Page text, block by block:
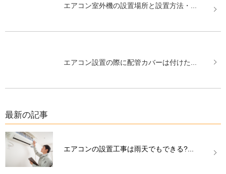
エアコン室外機の設置場所と設置方法・...
エアコン設置の際に配管カバーは付けた...
最新の記事
エアコンの設置工事は雨天でもできる?...